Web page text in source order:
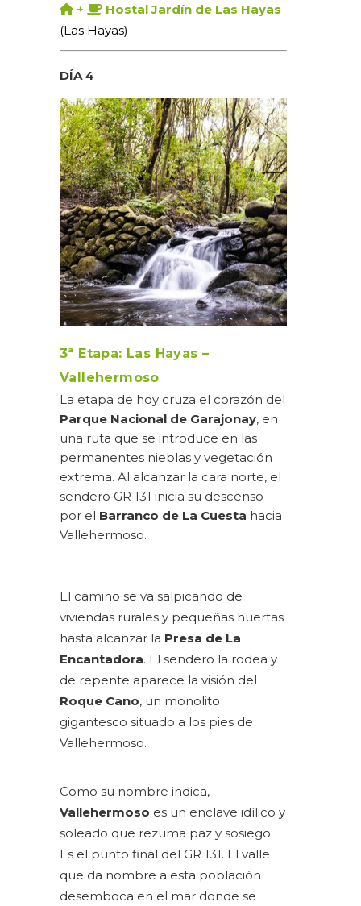
+
Hostal Jardín de Las Hayas
(Las Hayas)
DÍA 4
3ª Etapa: Las Hayas –
Vallehermoso
La etapa de hoy cruza el corazón del
Parque Nacional de Garajonay, en
una ruta que se introduce en las
permanentes nieblas y vegetación
extrema. Al alcanzar la cara norte, el
sendero GR 131 inicia su descenso
por el Barranco de La Cuesta hacia
Vallehermoso.
El camino se va salpicando de
viviendas rurales y pequeñas huertas
hasta alcanzar la Presa de La
Encantadora. El sendero la rodea y
de repente aparece la visión del
Roque Cano, un monolito
gigantesco situado a los pies de
Vallehermoso.
Como su nombre indica,
Vallehermoso es un enclave idílico y
soleado que rezuma paz y sosiego.
Es el punto final del GR 131. El valle
que da nombre a esta población
desemboca en el mar donde se